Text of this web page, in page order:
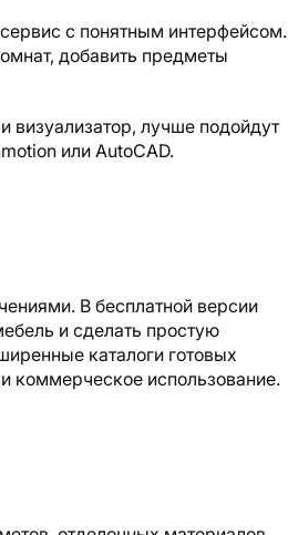
с понятным интерфейсом.
добавить предметы
визуализатор, лучше подойдут
или AutoCAD.
В бесплатной версии
и сделать простую
каталоги готовых
коммерческое использование.